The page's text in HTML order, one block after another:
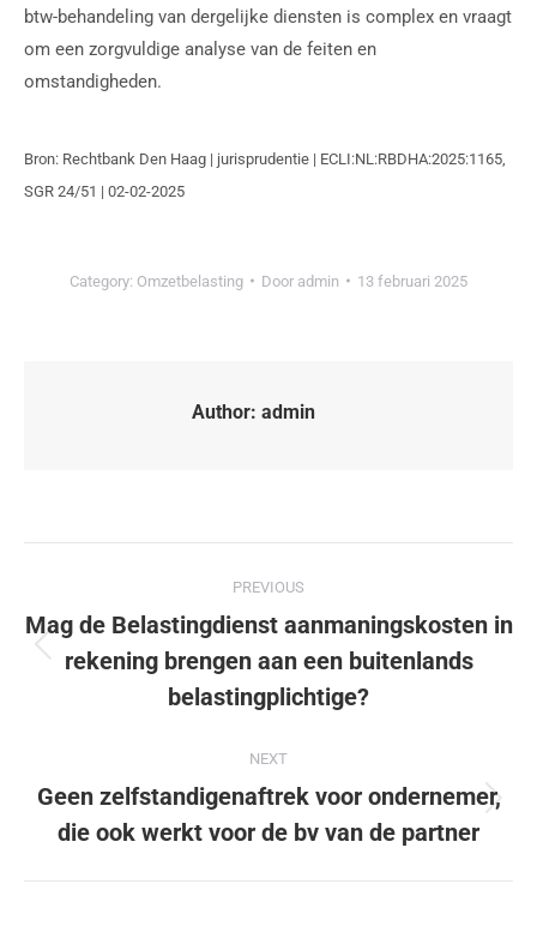
btw-behandeling van dergelijke diensten is complex en vraagt
om een zorgvuldige analyse van de feiten en
omstandigheden.
Bron: Rechtbank Den Haag | jurisprudentie | ECLI:NL:RBDHA:2025:1165,
SGR 24/51 | 02-02-2025
Category: Omzetbelasting Door admin 13 februari 2025
Author: admin
PREVIOUS
Mag de Belastingdienst aanmaningskosten in
rekening brengen aan een buitenlands
belastingplichtige?
NEXT
Geen zelfstandigenaftrek voor ondernemer,
die ook werkt voor de bv van de partner